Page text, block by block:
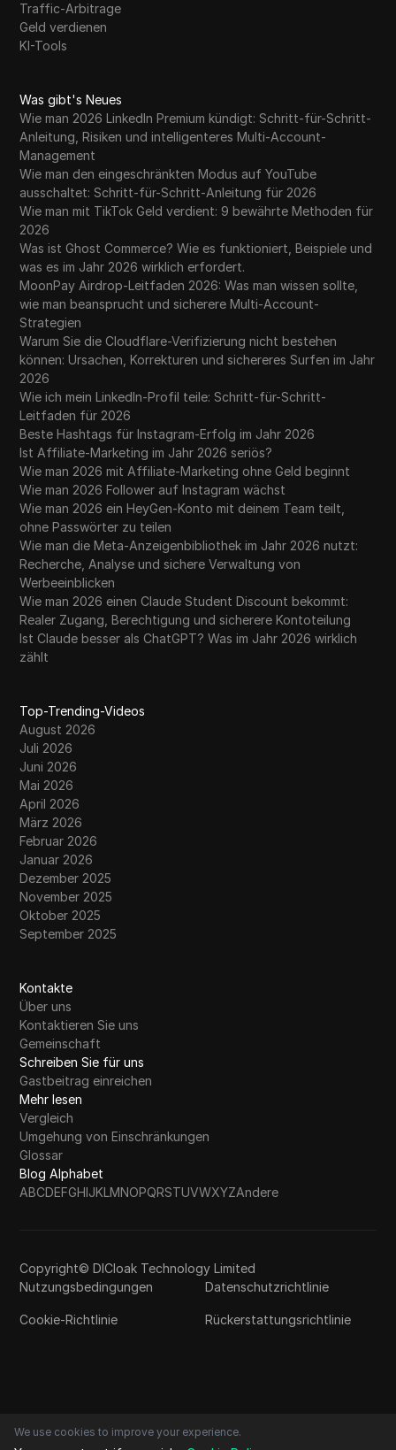
Traffic-Arbitrage
Geld verdienen
KI-Tools
Was gibt's Neues
Wie man 2026 LinkedIn Premium kündigt: Schritt-für-Schritt-
Anleitung, Risiken und intelligenteres Multi-Account-
Management
Wie man den eingeschränkten Modus auf YouTube
ausschaltet: Schritt-für-Schritt-Anleitung für 2026
Wie man mit TikTok Geld verdient: 9 bewährte Methoden für
2026
Was ist Ghost Commerce? Wie es funktioniert, Beispiele und
was es im Jahr 2026 wirklich erfordert.
MoonPay Airdrop-Leitfaden 2026: Was man wissen sollte,
wie man beansprucht und sicherere Multi-Account-
Strategien
Warum Sie die Cloudflare-Verifizierung nicht bestehen
können: Ursachen, Korrekturen und sichereres Surfen im Jahr
2026
Wie ich mein LinkedIn-Profil teile: Schritt-für-Schritt-
Leitfaden für 2026
Beste Hashtags für Instagram-Erfolg im Jahr 2026
Ist Affiliate-Marketing im Jahr 2026 seriös?
Wie man 2026 mit Affiliate-Marketing ohne Geld beginnt
Wie man 2026 Follower auf Instagram wächst
Wie man 2026 ein HeyGen-Konto mit deinem Team teilt,
ohne Passwörter zu teilen
Wie man die Meta-Anzeigenbibliothek im Jahr 2026 nutzt:
Recherche, Analyse und sichere Verwaltung von
Werbeeinblicken
Wie man 2026 einen Claude Student Discount bekommt:
Realer Zugang, Berechtigung und sicherere Kontoteilung
Ist Claude besser als ChatGPT? Was im Jahr 2026 wirklich
zählt
Top-Trending-Videos
August 2026
Juli 2026
Juni 2026
Mai 2026
April 2026
März 2026
Februar 2026
Januar 2026
Dezember 2025
November 2025
Oktober 2025
September 2025
Kontakte
Über uns
Kontaktieren Sie uns
Gemeinschaft
Schreiben Sie für uns
Gastbeitrag einreichen
Mehr lesen
Vergleich
Umgehung von Einschränkungen
Glossar
Blog Alphabet
ABCDEFGHIJKLMNOPQRSTUVWXYZAndere
Copyright© DICloak Technology Limited
Nutzungsbedingungen
Datenschutzrichtlinie
Cookie-Richtlinie Rückerstattungsrichtlinie
We use cookies to improve your experience.